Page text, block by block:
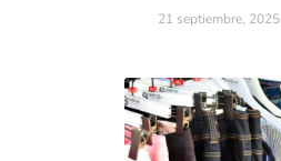
21 septiembre, 2025